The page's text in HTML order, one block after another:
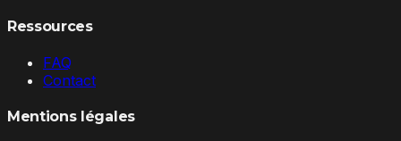
Ressources
FAQ
Contact
Mentions légales